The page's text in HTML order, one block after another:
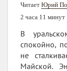
Читает Юрий
2 часа 11 минут
В
спокойно,
не
Майской.